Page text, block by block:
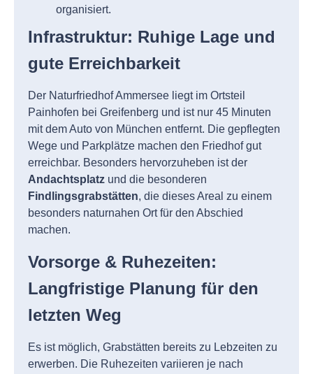
organisiert.
Infrastruktur: Ruhige Lage und
gute Erreichbarkeit
Der Naturfriedhof Ammersee liegt im Ortsteil
Painhofen bei Greifenberg und ist nur 45 Minuten
mit dem Auto von München entfernt. Die gepflegten
Wege und Parkplätze machen den Friedhof gut
erreichbar. Besonders hervorzuheben ist der
Andachtsplatz und die besonderen
Findlingsgrabstätten, die dieses Areal zu einem
besonders naturnahen Ort für den Abschied
machen.
Vorsorge & Ruhezeiten:
Langfristige Planung für den
letzten Weg
Es ist möglich, Grabstätten bereits zu Lebzeiten zu
erwerben. Die Ruhezeiten variieren je nach